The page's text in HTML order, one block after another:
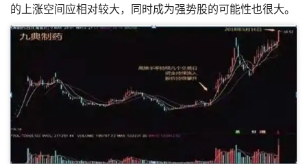
的上涨空间应相对较大，同时成为强势股的可能性也很大。